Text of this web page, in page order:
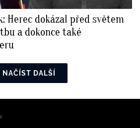
Herec dokázal před světem
a dokonce také
NAČÍST DALŠÍ